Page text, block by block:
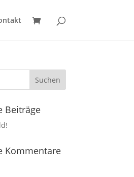
Beiträge
Kommentare